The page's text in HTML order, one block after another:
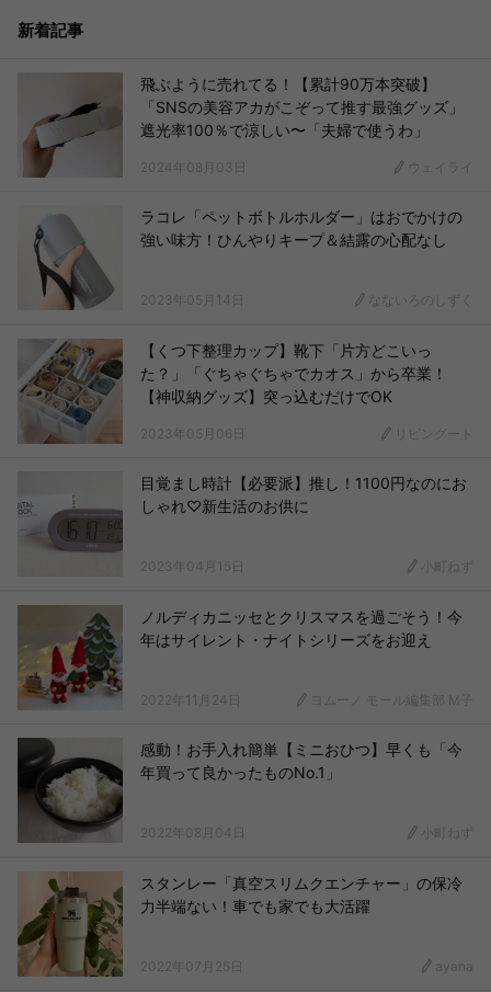
新着記事
飛ぶように売れてる！【累計90万本突破】
「SNSの美容アカがこぞって推す最強グッズ」
遮光率100％で涼しい〜「夫婦で使うわ」
2024年08月03日 ウェイライ
ラコレ「ペットボトルホルダー」はおでかけの
強い味方！ひんやりキープ＆結露の心配なし
2023年05月14日 なないろのしずく
【くつ下整理カップ】靴下「片方どこいっ
た？」「ぐちゃぐちゃでカオス」から卒業！
【神収納グッズ】突っ込むだけでOK
2023年05月06日 リビングート
目覚まし時計【必要派】推し！1100円なのにお
しゃれ♡新生活のお供に
2023年04月15日 小町ねず
ノルディカニッセとクリスマスを過ごそう！今
年はサイレント・ナイトシリーズをお迎え
2022年11月24日 ヨムーノ モール編集部 M子
感動！お手入れ簡単【ミニおひつ】早くも「今
年買って良かったものNo.1」
2022年08月04日 小町ねず
スタンレー「真空スリムクエンチャー」の保冷
力半端ない！車でも家でも大活躍
2022年07月25日 ayana